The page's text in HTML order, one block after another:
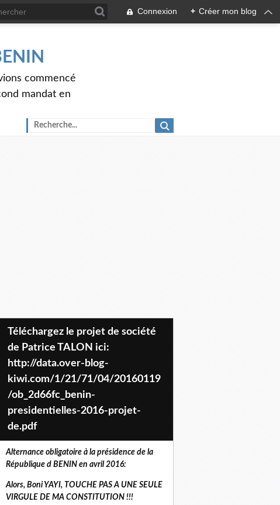
Connexion + Créer mon blog
commencé
mandat en
Téléchargez le projet de société
de Patrice TALON ici:
http://data.over-blog-
kiwi.com/1/21/71/04/20160119
/ob_2d66fc_benin-
presidentielles-2016-projet-
de.pdf
Alternance obligatoire à la présidence de la
République d BENIN en avril 2016:
Alors, Boni YAYI, TOUCHE PAS A UNE SEULE
VIRGULE DE MA CONSTITUTION !!!